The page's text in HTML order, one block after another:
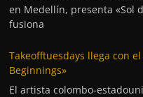
en Medellín, presenta «Sol
fusiona
Takeofftuesdays llega con
Beginnings»
El artista colombo-